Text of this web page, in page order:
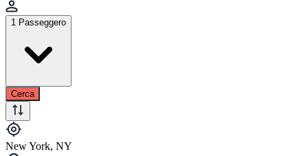
1 Passeggero
Cerca
New York, NY